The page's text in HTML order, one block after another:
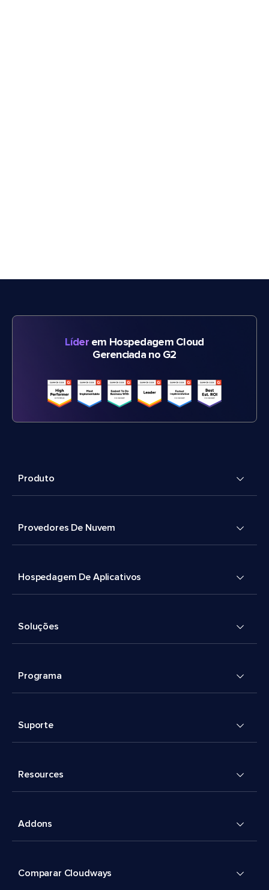
Líderem Hospedagem Cloud
Gerenciada no G2
Produto
Provedores De Nuvem
Hospedagem De Aplicativos
Soluções
Programa
Suporte
Resources
Addons
Comparar Cloudways